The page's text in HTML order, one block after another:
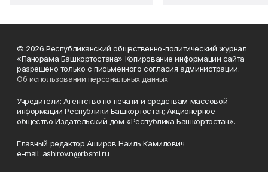
© 2026 Республиканский общественно-политический журнал
«Панорама Башкортостана» Копирование информации сайта
разрешено только с письменного согласия администрации.
Об использовании персональных данных
Учредители: Агентство по печати и средствам массовой
информации Республики Башкортостан; Акционерное
общество Издательский дом «Республика Башкортостан».
Главный редактор Аширов Наиль Камилович
e-mail: ashirov.n@rbsmi.ru